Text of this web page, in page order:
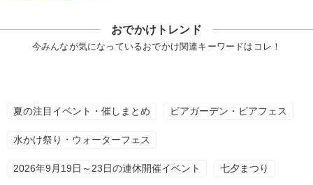
おでかけトレンド
今みんなが気になっているおでかけ関連キーワードはコレ！
夏の注目イベント・催しまとめ ビアガーデン・ビアフェス
水かけ祭り・ウォーターフェス
2026年9月19日～23日の連休開催イベント 七夕まつり